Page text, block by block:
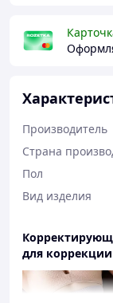
Производитель
Страна
Пол
Вид изделия
для